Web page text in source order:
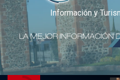
Información y